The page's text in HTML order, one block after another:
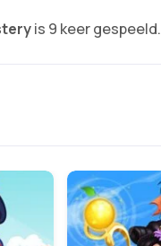
is 9 keer gespeeld.